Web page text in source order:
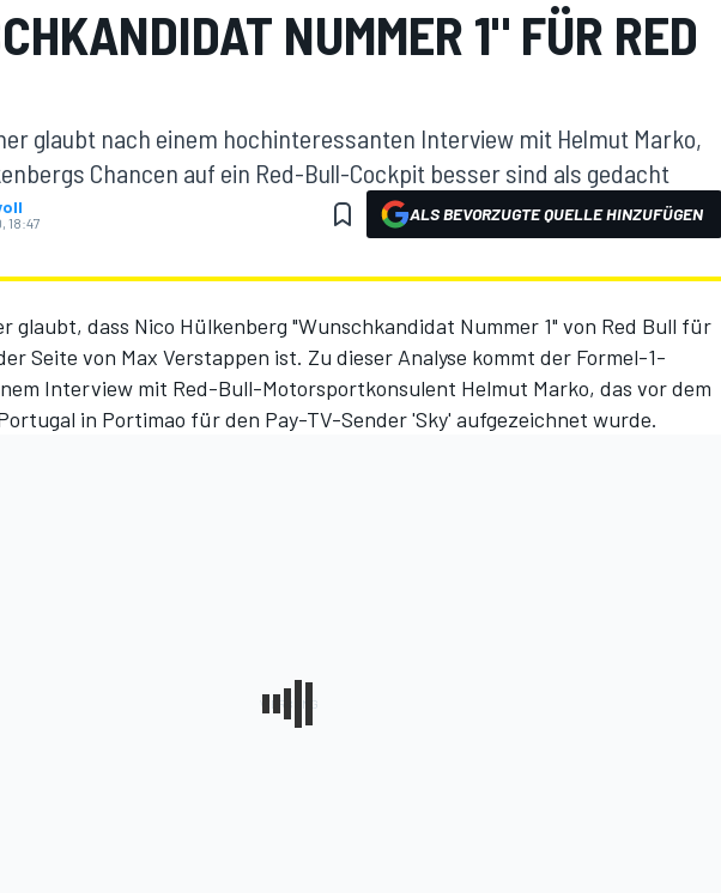
NUMMER 1" FÜR RED
glaubt nach einem hochinteressanten Interview mit Helmut Marko,
Chancen auf ein Red-Bull-Cockpit besser sind als gedacht
18:47 ALS BEVORZUGTE QUELLE HINZUFÜGEN
glaubt, dass Nico Hülkenberg "Wunschkandidat Nummer 1" von Red Bull für
Seite von Max Verstappen ist. Zu dieser Analyse kommt der Formel-1-
Interview mit Red-Bull-Motorsportkonsulent Helmut Marko, das vor dem
in Portimao für den Pay-TV-Sender 'Sky' aufgezeichnet wurde.